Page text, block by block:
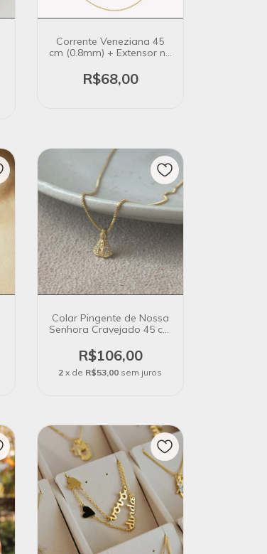
Corrente Veneziana 45
cm (0.8mm) + Extensor no
R$68,00
Colar Pingente de Nossa
Senhora Cravejado 45 cm
Ouro
R$106,00
2 x de R$53,00 sem juros